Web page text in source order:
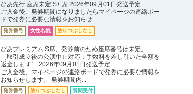
ぴあ先行 座席未定 S+ 席 2026年09月01日発送予定
ご入金後、発券期間になりましたらマイページの連絡ボー
ドで発券に必要な情報をお知らせ...
発券番号 女性名義 塗りつぶしなし
ぴあプレミアム S席、発券前のため座席番号は未定。
［取引成立後の公演中止対応：手数料を差し引いた全額を
返金します］ 2026年09月01日発送予定
ご入金後、マイページの連絡ボードで発券に必要な情報を
お知らせします。 発券期間内...
発券番号 塗りつぶしなし 質問受付